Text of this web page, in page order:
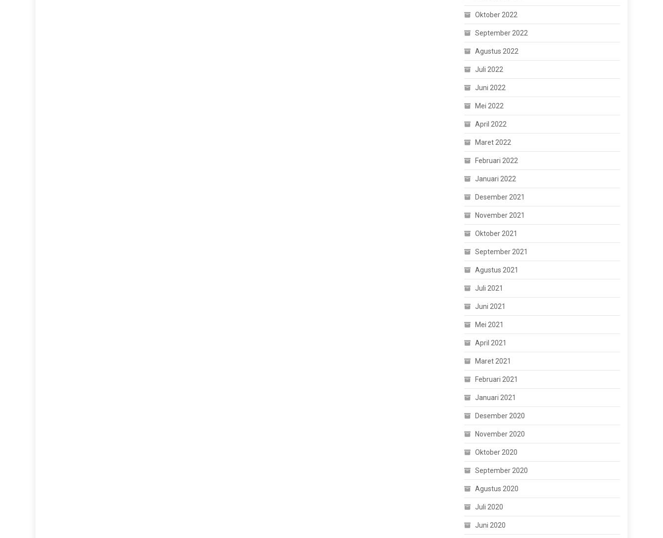
Oktober 2022
September 2022
Agustus 2022
Juli 2022
Juni 2022
Mei 2022
April 2022
Maret 2022
Februari 2022
Januari 2022
Desember 2021
November 2021
Oktober 2021
September 2021
Agustus 2021
Juli 2021
Juni 2021
Mei 2021
April 2021
Maret 2021
Februari 2021
Januari 2021
Desember 2020
November 2020
Oktober 2020
September 2020
Agustus 2020
Juli 2020
Juni 2020